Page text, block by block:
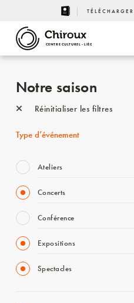
CENTRE CULTUREL - LIÈGE
Notre saison
Réinitialiser les filtres
Type d’événement
Ateliers
Concerts
Conférence
Expositions
Spectacles